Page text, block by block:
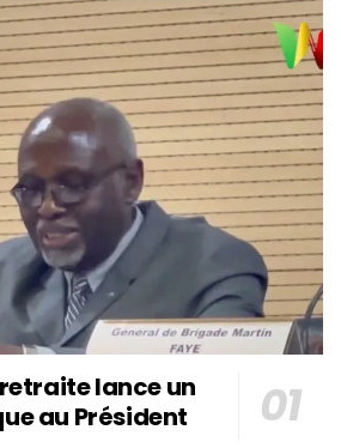
lance un
au Président